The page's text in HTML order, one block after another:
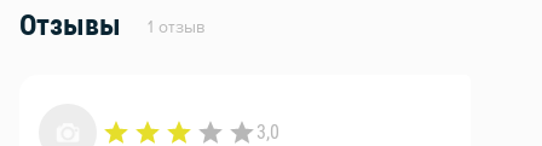
Отзывы 1 отзыв
3,0